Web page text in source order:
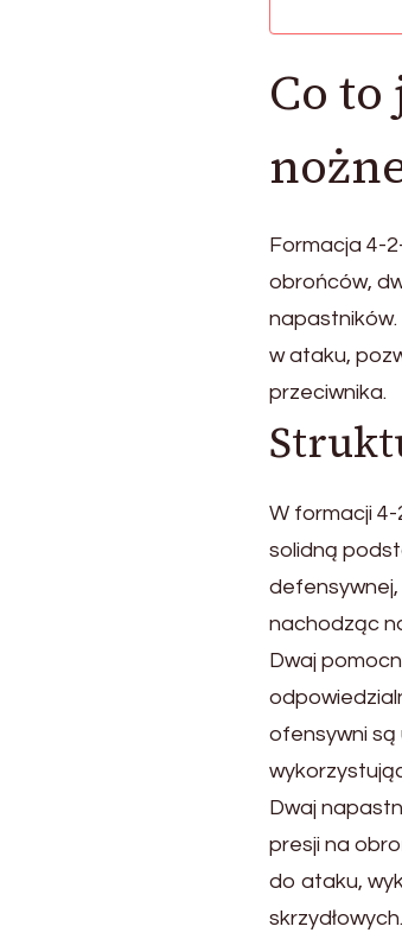
Co to
Formacja 4-
obrońców,
w ataku,
przeciwnika.
W formacji
solidną
nachodząc
Dwaj
ofensywni są
Dwaj
presji na
do ataku,
skrzydłowych.